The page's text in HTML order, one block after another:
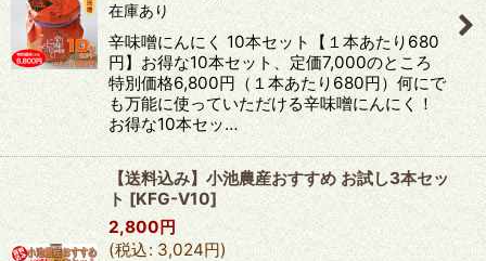
在庫あり
辛味噌にんにく 10本セット【１本あたり680
円】お得な10本セット、定価7,000のところ
特別価格6,800円（１本あたり680円）何にで
も万能に使っていただける辛味噌にんにく！
お得な10本セッ…
【送料込み】小池農産おすすめ お試し3本セッ
ト [KFG-V10]
2,800円
(税込: 3,024円)